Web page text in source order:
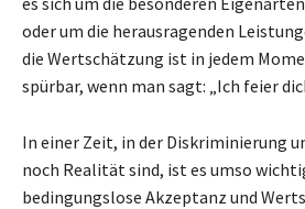
oder um die herausragenden
die Wertschätzung ist in jedem
spürbar, wenn man sagt: „Ich feier
In einer Zeit, in der Diskriminierung
noch Realität sind, ist es umso
bedingungslose Akzeptanz und